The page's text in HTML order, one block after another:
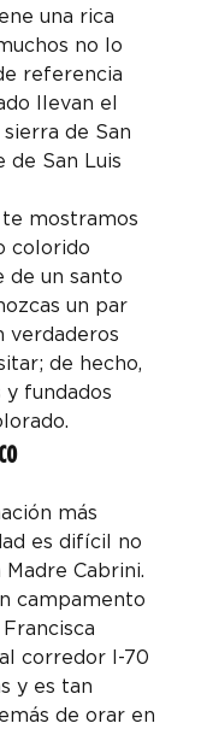
una rica
no lo
referencia
llevan el
de San
de San Luis
te mostramos
colorido
de un santo
un par
verdaderos
de hecho,
fundados
más
es difícil no
Cabrini.
campamento
corredor I-70
y es tan
de orar en